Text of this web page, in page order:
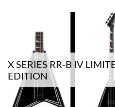
X SERIES RR-B IV
EDITION